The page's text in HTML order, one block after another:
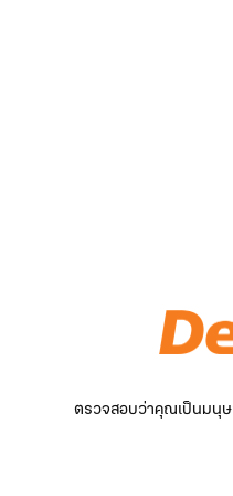
ตรวจสอบว่าคุณเป็นมนุษ